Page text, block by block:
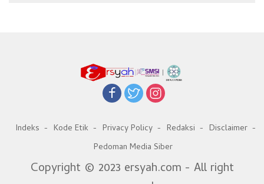
Indeks Kode Etik Privacy Policy Redaksi
Disclaimer
Pedoman Media Siber
Copyright © 2023 ersyah.com - All right